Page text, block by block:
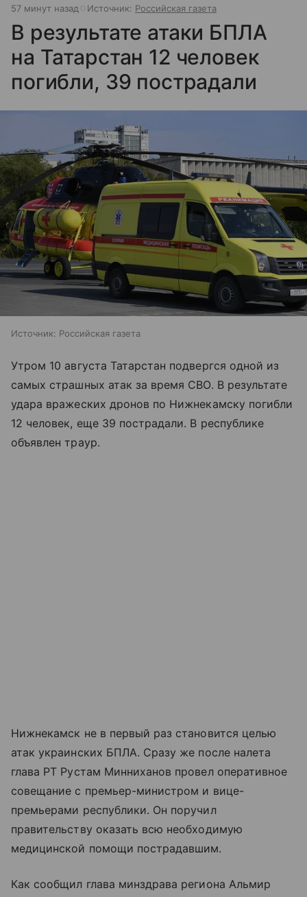
57 минут назад Источник: Российская газета
В результате атаки БПЛА
на Татарстан 12 человек
погибли, 39 пострадали
Источник: Российская газета
Утром 10 августа Татарстан подвергся одной из
самых страшных атак за время СВО. В результате
удара вражеских дронов по Нижнекамску погибли
12 человек, еще 39 пострадали. В республике
объявлен траур.
Нижнекамск не в первый раз становится целью
атак украинских БПЛА. Сразу же после налета
глава РТ Рустам Минниханов провел оперативное
совещание с премьер-министром и вице-
премьерами республики. Он поручил
правительству оказать всю необходимую
медицинской помощи пострадавшим.
Как сообщил глава минздрава региона Альмир